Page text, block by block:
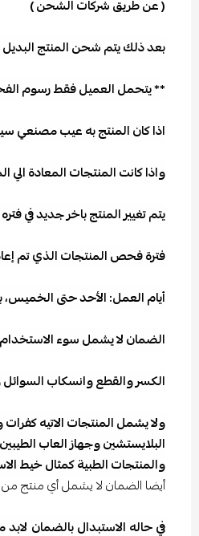
( عن طريق شركات الشحن )
بعد ذلك يتم شحن المنتج
** يتحمل العميل فقط رسوم الفحص 30 ريال للمنتجات بقيمة 100 ريال او اكثر و 20 ريال للمنتجات بقيمه
اذا كان المنتج به عيب مصنعي
واذا كانت المنتجات المعادة
يتم تغيير المنتج باخر جديد في
فترة فحص المنتجات الذي تم إعادتها للمتجر للفحص
أيام العمل: الأحد حتى الخميس،
الضمان لا يشمل سوء
الكسر والقطع وانسكاب السوائل
ولا يشمل المنتجات الاتيه
البلايستشين وجهاز العاب
والمنتجات الطبية كمثال خيط
أيضا الضمان لا يشمل أي